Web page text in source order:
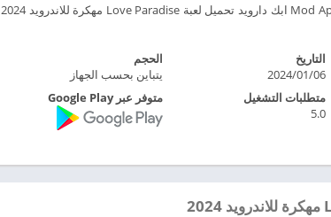
Makeover الآن مجاناً من Mod Apkdaroid ابك دارويد تحميل لعبة Love Paradise مهكرة للاندرويد 2024
التاريخ
2024/01/06
الحجم
يتباين بحسب الجهاز
متطلبات التشغيل
5.0
متوفر عبر Google Play